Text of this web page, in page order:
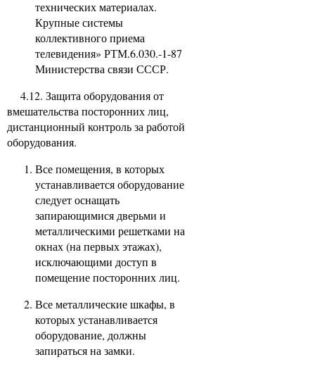
технических материалах.
Крупные системы
коллективного приема
телевидения» РТМ.6.030.-1-87
Министерства связи СССР.
4.12. Защита оборудования от
вмешательства посторонних лиц,
дистанционный контроль за работой
оборудования.
Все помещения, в которых
устанавливается оборудование
следует оснащать
запирающимися дверьми и
металлическими решетками на
окнах (на первых этажах),
исключающими доступ в
помещение посторонних лиц.
Все металлические шкафы, в
которых устанавливается
оборудование, должны
запираться на замки.